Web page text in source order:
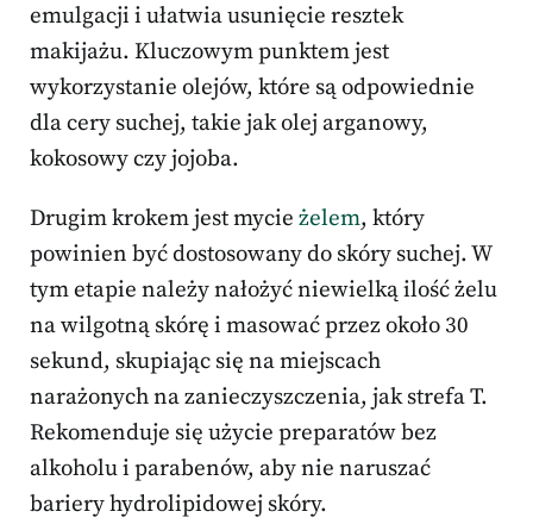
emulgacji i ułatwia usunięcie resztek
makijażu. Kluczowym punktem jest
wykorzystanie olejów, które są odpowiednie
dla cery suchej, takie jak olej arganowy,
kokosowy czy jojoba.
Drugim krokem jest mycie żelem, który
powinien być dostosowany do skóry suchej. W
tym etapie należy nałożyć niewielką ilość żelu
na wilgotną skórę i masować przez około 30
sekund, skupiając się na miejscach
narażonych na zanieczyszczenia, jak strefa T.
Rekomenduje się użycie preparatów bez
alkoholu i parabenów, aby nie naruszać
bariery hydrolipidowej skóry.